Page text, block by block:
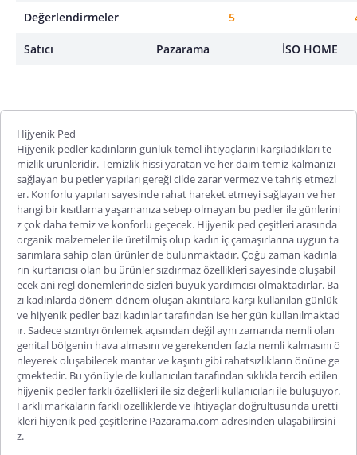
Değerlendirmeler
Satıcı
5
Pazarama İSO HOME
Hijyenik Ped
Hijyenik pedler kadınların günlük temel ihtiyaçlarını karşıladıkları te
mizlik ürünleridir. Temizlik hissi yaratan ve her daim temiz kalmanızı
sağlayan bu petler yapıları gereği cilde zarar vermez ve tahriş etmezl
er. Konforlu yapıları sayesinde rahat hareket etmeyi sağlayan ve her
hangi bir kısıtlama yaşamanıza sebep olmayan bu pedler ile günlerini
z çok daha temiz ve konforlu geçecek. Hijyenik ped çeşitleriarasında
organik malzemeler ile üretilmiş olup kadın iç çamaşırlarına uygun ta
sarımlara sahip olan ürünler de bulunmaktadır. Çoğu zaman kadınla
rın kurtarıcısı olan bu ürünler sızdırmaz özellikleri sayesinde oluşabil
ecek ani regl dönemlerinde sizleri büyük yardımcısı olmaktadırlar. Ba
zı kadınlarda dönem dönem oluşan akıntılara karşı kullanılan günlük
ve hijyenik pedler bazı kadınlar tarafından ise her gün kullanılmaktad
ır. Sadece sızıntıyı önlemek açısından değil aynı zamanda nemli olan
genital bölgenin hava almasını ve gerekenden fazla nemli kalmasını ö
nleyerek oluşabilecek mantar ve kaşıntı gibi rahatsızlıkların önüne ge
çmektedir. Bu yönüyle de kullanıcıları tarafından sıklıkla tercih edilen
hijyenik pedler farklı özellikleri ile siz değerli kullanıcıları ile buluşuyor.
Farklı markaların farklı özelliklerde ve ihtiyaçlar doğrultusunda üretti
kleri hijyenik ped çeşitlerine Pazarama.com adresinden ulaşabilirsini
z.